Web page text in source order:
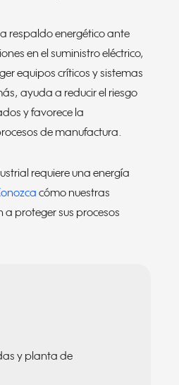
respaldo energético ante
en el suministro eléctrico,
equipos críticos y sistemas
ayuda a reducir el riesgo
y favorece la
de manufactura.
requiere una energía
cómo nuestras
a proteger sus procesos
y planta de